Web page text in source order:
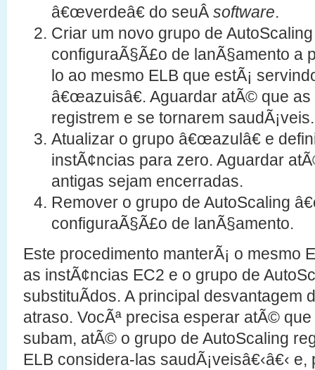
â€œverdeâ€ do seuÂ software.
Criar um novo grupo de
configuraÃ§Ã£o de lanÃ§amento a
lo ao mesmo ELB que estÃ¡
â€œazuisâ€. Aguardar atÃ© que
registrem e se tornarem saudÃ¡veis.
Atualizar o grupo â€œazulâ€ e
instÃ¢ncias para zero. Aguardar
antigas sejam encerradas.
Remover o grupo de AutoScaling
configuraÃ§Ã£o de lanÃ§amento.
Este procedimento manterÃ¡ o mesmo
as instÃ¢ncias EC2 e o grupo de
substituÃ­dos. A principal desvantagem
atraso. VocÃª precisa esperar atÃ©
subam, atÃ© o grupo de AutoScaling
ELB considera-las saudÃ¡veisâ€‹â€‹